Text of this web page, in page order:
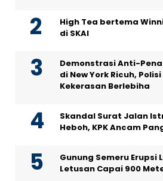
High Tea bertema
di SKAI
Demonstrasi Anti-
di New York Ricuh,
Kekerasan Berlebiha
Skandal Surat Jalan
Heboh, KPK Ancam
Gunung Semeru Erupsi
Letusan Capai 900